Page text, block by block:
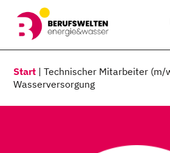
Start |Technischer Mitarbeiter (m/
Wasserversorgung